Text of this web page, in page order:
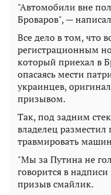
"Автомобили вне
Броваров", —
Все дело в том, что
регистрационным
который приехал в
опасаясь мести
украинцев,
призывом.
Так, под задним
владелец разместил
травмировать
"Мы за Путина не
говорится в
призыв смайлик.